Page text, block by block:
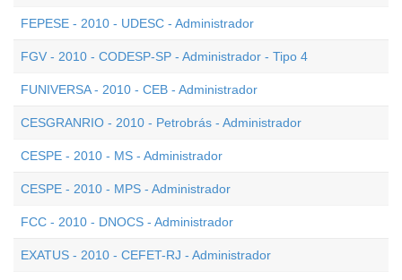
FEPESE - 2010 - UDESC - Administrador
FGV - 2010 - CODESP-SP - Administrador - Tipo 4
FUNIVERSA - 2010 - CEB - Administrador
CESGRANRIO - 2010 - Petrobrás - Administrador
CESPE - 2010 - MS - Administrador
CESPE - 2010 - MPS - Administrador
FCC - 2010 - DNOCS - Administrador
EXATUS - 2010 - CEFET-RJ - Administrador